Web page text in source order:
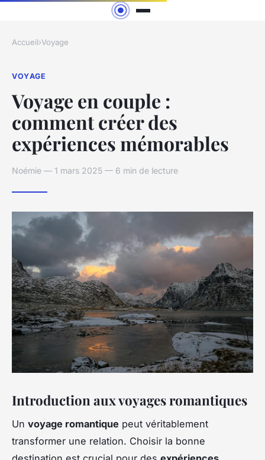
Accueil›Voyage
VOYAGE
Voyage en couple :
comment créer des
expériences mémorables
Noémie — 1 mars 2025 — 6 min de lecture
Introduction aux voyages romantiques
Un voyage romantique peut véritablement
transformer une relation. Choisir la bonne